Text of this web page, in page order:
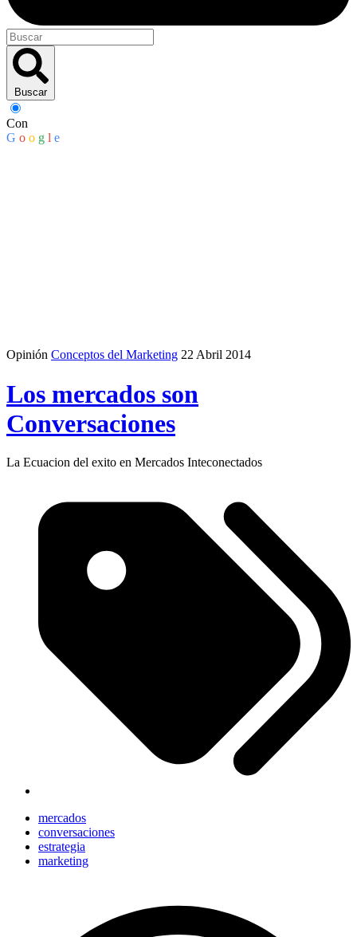
Buscar
Con
G o o g l e
Opinión Conceptos del Marketing 22 Abril 2014
Los mercados son
Conversaciones
La Ecuacion del exito en Mercados Inteconectados
mercados
conversaciones
estrategia
marketing